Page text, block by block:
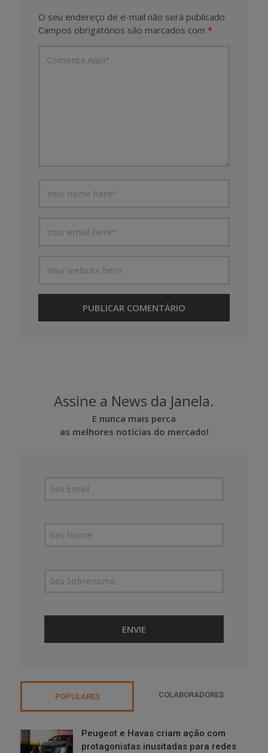
O seu endereço de e-mail não será publicado.
Campos obrigatórios são marcados com *
Assine a News da Janela.
E nunca mais perca
as melhores notícias do mercado!
POPULARES COLABORADORES
Peugeot e Havas criam ação com
protagonistas inusitadas para redes